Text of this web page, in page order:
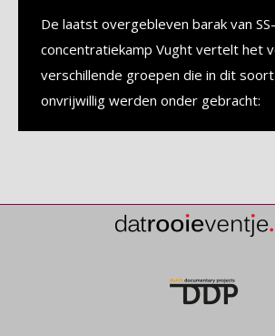
De laatst overgebleven barak van SS-
concentratiekamp Vught vertelt het
verschillende groepen die in dit
onvrijwillig werden onder gebracht: